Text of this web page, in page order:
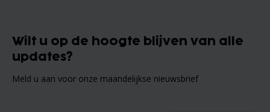
Wilt u op de hoogte blijven van alle
updates?
Meld u aan voor onze maandelijkse nieuwsbrief